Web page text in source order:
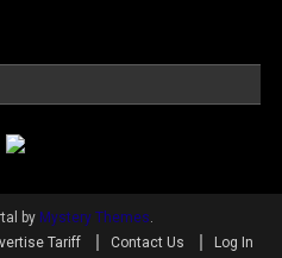
by Mystery Themes.
Tariff Contact Us Log In